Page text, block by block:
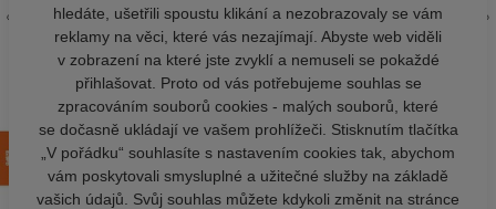
hledáte, ušetřili spoustu klikání a nezobrazovaly se vám
reklamy na věci, které vás nezajímají. Abyste web viděli
v zobrazení na které jste zvyklí a nemuseli se pokaždé
přihlašovat. Proto od vás potřebujeme souhlas se
zpracováním souborů cookies - malých souborů, které
se dočasně ukládají ve vašem prohlížeči. Stisknutím tlačítka
„V pořádku“ souhlasíte s nastavením cookies tak, abychom
vám poskytovali smysluplné a užitečné služby na základě
vašich údajů. Svůj souhlas můžete kdykoli změnit na stránce